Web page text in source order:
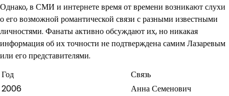
Однако, в СМИ и интернете время от времени возникают слухи
о его возможной романтической связи с разными известными
личностями. Фанаты активно обсуждают их, но никакая
информация об их точности не подтверждена самим Лазаревым
или его представителями.
Год
Связь
2006
Анна Семенович